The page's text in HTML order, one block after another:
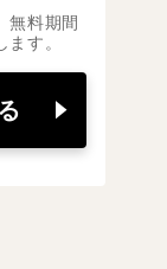
無料期間
す。